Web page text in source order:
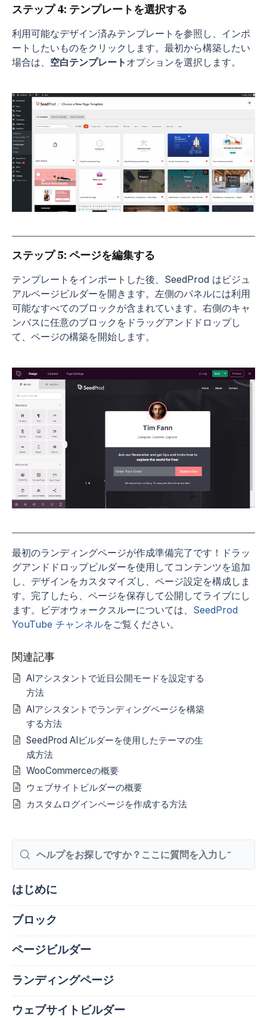
ステップ 4: テンプレートを選択する
利用可能なデザイン済みテンプレートを参照し、インポ
ートしたいものをクリックします。最初から構築したい
場合は、 空白テンプレート オプションを選択します。
ステップ 5: ページを編集する
テンプレートをインポートした後、SeedProd はビジュ
アルページビルダーを開きます。左側のパネルには利用
可能なすべてのブロックが含まれています。右側のキャ
ンバスに任意のブロックをドラッグアンドドロップし
て、ページの構築を開始します。
最初のランディングページが作成準備完了です！ドラッ
グアンドドロップビルダーを使用してコンテンツを追加
し、デザインをカスタマイズし、ページ設定を構成しま
す。完了したら、ページを保存して公開してライブにし
ます。ビデオウォークスルーについては、 SeedProd
YouTube チャンネルをご覧ください。
関連記事
AIアシスタントで近日公開モードを設定する
方法
AIアシスタントでランディングページを構築
する方法
SeedProd AIビルダーを使用したテーマの生
成方法
WooCommerceの概要
ウェブサイトビルダーの概要
カスタムログインページを作成する方法
はじめに
ブロック
ページビルダー
ランディングページ
ウェブサイトビルダー